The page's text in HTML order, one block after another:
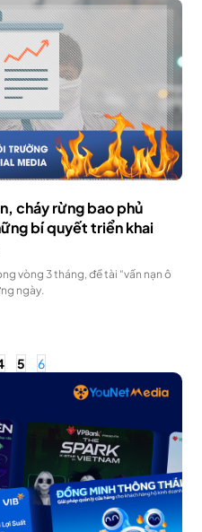
cháy rừng bao phủ
bí quyết triển khai
vòng 3 tháng, đề tài “vấn nạn ô
ngày.
5 6